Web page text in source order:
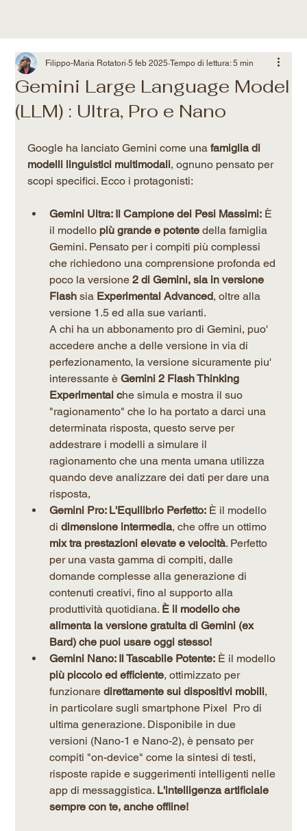
Gemini Large Language Model
(LLM) : Ultra, Pro e Nano
Filippo-Maria Rotatori 5 feb 2025 Tempo di lettura: 5 min
Google ha lanciato Gemini come una famiglia di
modelli linguistici multimodali, ognuno pensato per
scopi specifici. Ecco i protagonisti:
Gemini Ultra: Il Campione dei Pesi Massimi: È
il modello più grande e potente della famiglia
Gemini. Pensato per i compiti più complessi
che richiedono una comprensione profonda ed
poco la versione 2 di Gemini, sia in versione
Flash sia Experimental Advanced, oltre alla
versione 1.5 ed alla sue varianti.
A chi ha un abbonamento pro di Gemini, puo'
accedere anche a delle versione in via di
perfezionamento, la versione sicuramente piu'
interessante è Gemini 2 Flash Thinking
Experimental che simula e mostra il suo
"ragionamento" che lo ha portato a darci una
determinata risposta, questo serve per
addestrare i modelli a simulare il
ragionamento che una menta umana utilizza
quando deve analizzare dei dati per dare una
risposta,
Gemini Pro: L'Equilibrio Perfetto: È il modello
di dimensione intermedia, che offre un ottimo
mix tra prestazioni elevate e velocità. Perfetto
per una vasta gamma di compiti, dalle
domande complesse alla generazione di
contenuti creativi, fino al supporto alla
produttività quotidiana. È il modello che
alimenta la versione gratuita di Gemini (ex
Bard) che puoi usare oggi stesso!
Gemini Nano: Il Tascabile Potente: È il modello
più piccolo ed efficiente, ottimizzato per
funzionare direttamente sui dispositivi mobili,
in particolare sugli smartphone Pixel  Pro di
ultima generazione. Disponibile in due
versioni (Nano-1 e Nano-2), è pensato per
compiti "on-device" come la sintesi di testi,
risposte rapide e suggerimenti intelligenti nelle
app di messaggistica. L'intelligenza artificiale
sempre con te, anche offline!